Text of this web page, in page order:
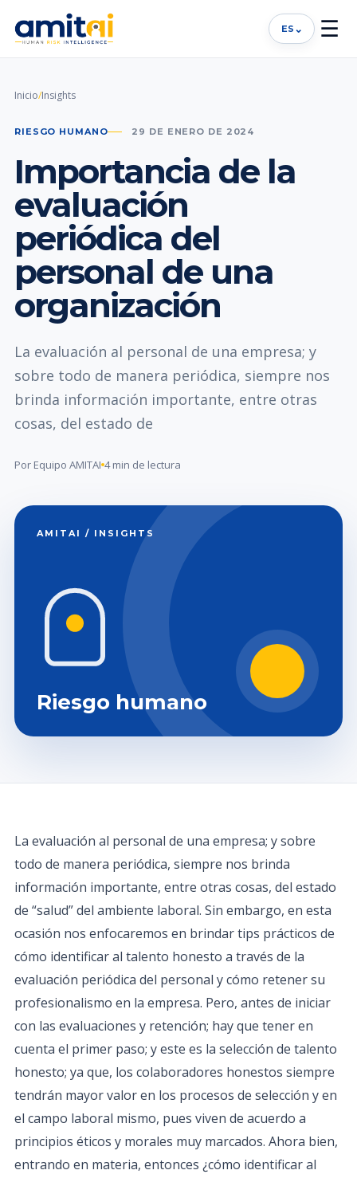
ES ⌄ ☰
Inicio/Insights
RIESGO HUMANO 29 DE ENERO DE 2024
Importancia de la
evaluación
periódica del
personal de una
organización
La evaluación al personal de una empresa; y
sobre todo de manera periódica, siempre nos
brinda información importante, entre otras
cosas, del estado de
Por Equipo AMITAI 4 min de lectura
AMITAI / INSIGHTS
Riesgo humano
La evaluación al personal de una empresa; y sobre
todo de manera periódica, siempre nos brinda
información importante, entre otras cosas, del estado
de “salud” del ambiente laboral. Sin embargo, en esta
ocasión nos enfocaremos en brindar tips prácticos de
cómo identificar al talento honesto a través de la
evaluación periódica del personal y cómo retener su
profesionalismo en la empresa. Pero, antes de iniciar
con las evaluaciones y retención; hay que tener en
cuenta el primer paso; y este es la selección de talento
honesto; ya que, los colaboradores honestos siempre
tendrán mayor valor en los procesos de selección y en
el campo laboral mismo, pues viven de acuerdo a
principios éticos y morales muy marcados. Ahora bien,
entrando en materia, entonces ¿cómo identificar al